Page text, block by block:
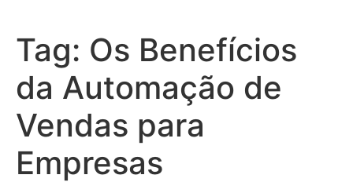
Tag: Os Benefícios
da Automação de
Vendas para
Empresas